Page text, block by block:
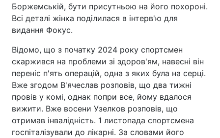
Боржемській, бути присутньою на його похороні.
Всі деталі жінка поділилася в інтерв'ю для
видання Фокус.
Відомо, що з початку 2024 року спортсмен
скаржився на проблеми зі здоров'ям, навесні він
переніс п'ять операцій, одна з яких була на серці.
Вже згодом В'ячеслав розповів, що два тижні
провів у комі, однак попри все, йому вдалося
вижити. Вже восени Узелков розповів, що
отримав інвалідність. 1 листопада спортсмена
госпіталізували до лікарні. За словами його